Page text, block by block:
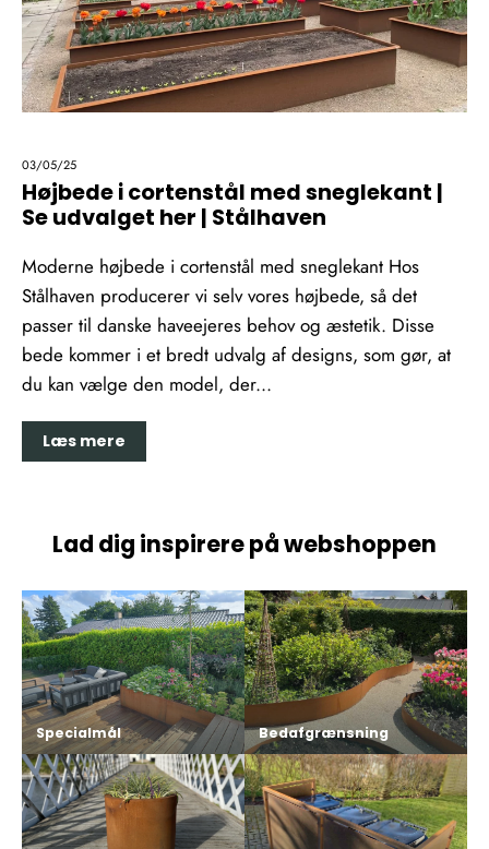
03/05/25
Højbede i cortenstål med sneglekant |
Se udvalget her | Stålhaven
Moderne højbede i cortenstål med sneglekant Hos
Stålhaven producerer vi selv vores højbede, så det
passer til danske haveejeres behov og æstetik. Disse
bede kommer i et bredt udvalg af designs, som gør, at
du kan vælge den model, der...
Læs mere
Lad dig inspirere på webshoppen
Specialmål Bedafgrænsning